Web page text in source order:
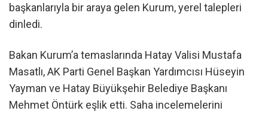
başkanlarıyla bir araya gelen Kurum, yerel talepleri
dinledi.
Bakan Kurum’a temaslarında Hatay Valisi Mustafa
Masatlı, AK Parti Genel Başkan Yardımcısı Hüseyin
Yayman ve Hatay Büyükşehir Belediye Başkanı
Mehmet Öntürk eşlik etti. Saha incelemelerini